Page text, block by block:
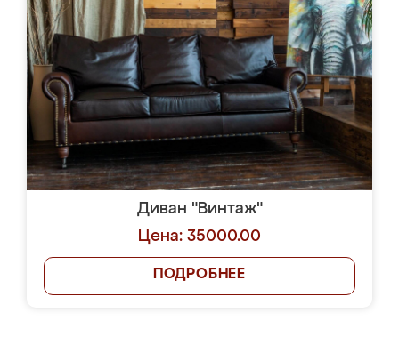
Диван "Винтаж"
Цена: 35000.00
ПОДРОБНЕЕ